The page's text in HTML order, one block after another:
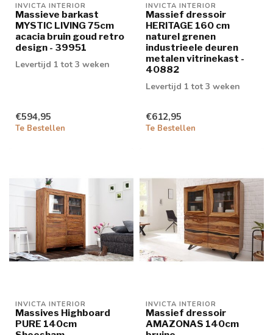
INVICTA INTERIOR
Massieve barkast
MYSTIC LIVING 75cm
acacia bruin goud retro
design - 39951
Levertijd 1 tot 3 weken
€594,95
Te Bestellen
INVICTA INTERIOR
Massief dressoir
HERITAGE 160 cm
naturel grenen
industrieele deuren
metalen vitrinekast -
40882
Levertijd 1 tot 3 weken
€612,95
Te Bestellen
INVICTA INTERIOR
Massives Highboard
PURE 140cm
INVICTA INTERIOR
Massief dressoir
AMAZONAS 140cm